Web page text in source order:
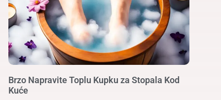
Brzo Napravite Toplu Kupku za Stopala Kod
Kuće